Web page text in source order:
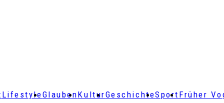
LifestyleGlaubenKulturGeschichteSport Früher